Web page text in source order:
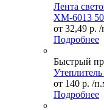
Лента
ХМ-6013
от 32,49 р. /
Подробнее
Быстрый
от 140 р. /
Подробнее